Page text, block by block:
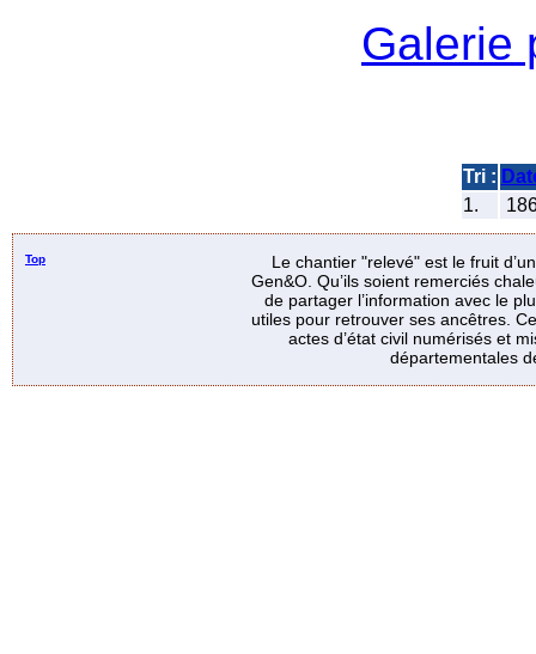
Galerie
Tri :
1.
Top
Le chantier "relevé" est le fruit
Gen&O. Qu’ils soient remerciés
de partager l’information avec le
utiles pour retrouver ses ancêtres.
actes d’état civil numérisés et
départementales